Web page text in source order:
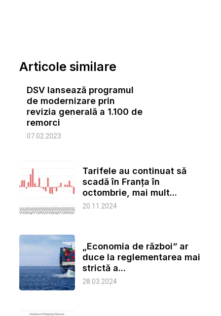
Articole similare
DSV lansează programul
de modernizare prin
revizia generală a 1.100 de
remorci
07.02.2023
Tarifele au continuat să
scadă în Franța în
octombrie, mai mult...
20.11.2024
„Economia de război“ ar
duce la reglementarea mai
strictă a...
28.03.2024